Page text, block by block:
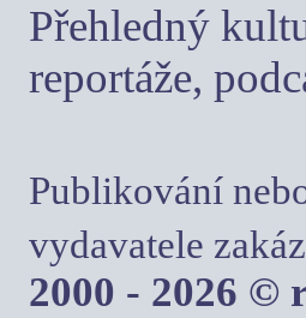
Přehledný
reportáže,
Publikování
vydavatele
2000 - 2026 ©